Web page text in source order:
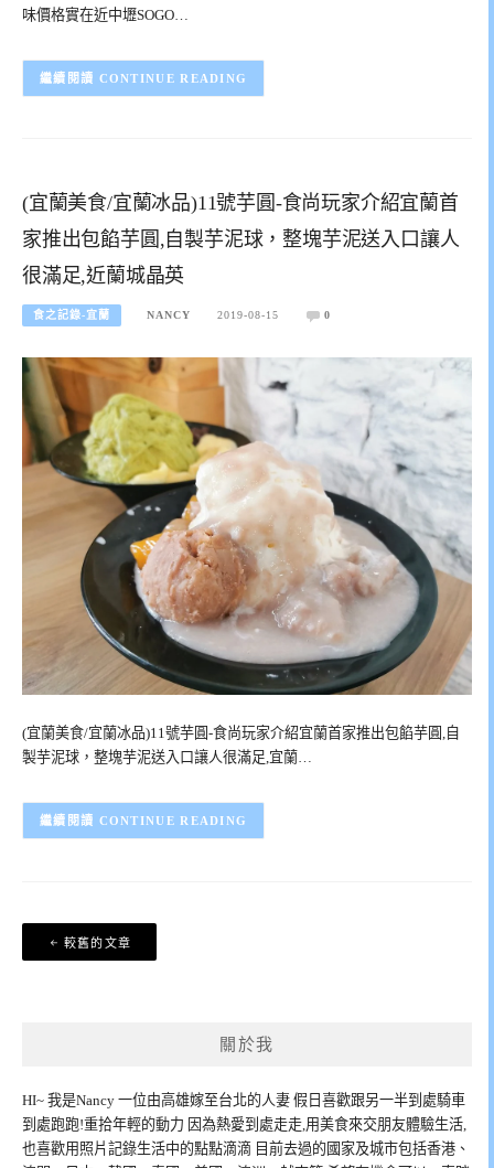
味價格實在近中壢SOGO…
CONTINUE READING
(宜蘭美食/宜蘭冰品)11號芋圓-食尚玩家介紹宜蘭首
家推出包餡芋圓,自製芋泥球，整塊芋泥送入口讓人
很滿足,近蘭城晶英
食之記錄-宜蘭 NANCY 2019-08-15 0
(宜蘭美食/宜蘭冰品)11號芋圓-食尚玩家介紹宜蘭首家推出包餡芋圓,自
製芋泥球，整塊芋泥送入口讓人很滿足,宜蘭…
CONTINUE READING
文
章
較舊的文章
關於我
HI~ 我是Nancy 一位由高雄嫁至台北的人妻 假日喜歡跟另一半到處騎車
到處跑跑!重拾年輕的動力 因為熱愛到處走走,用美食來交朋友體驗生活,
也喜歡用照片記錄生活中的點點滴滴 目前去過的國家及城市包括香港、